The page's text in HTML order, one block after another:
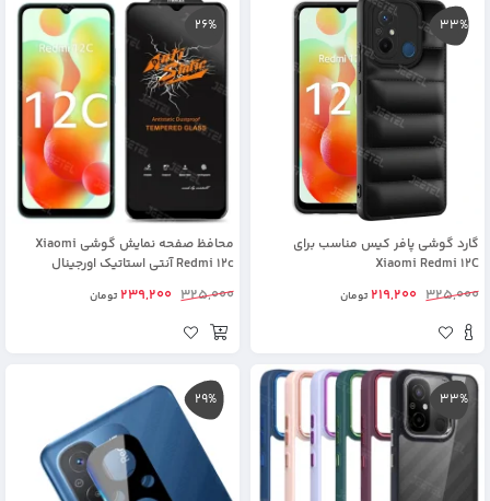
33%
گارد گوشی پافر کیس مناسب برای
Xiaomi Redmi 12C
325,000
219,200تومان
26%
محافظ صفحه نمایش گوشی Xiaomi
Redmi 12c آنتی استاتیک اورجینال
325,000
239,200تومان
33%
29%